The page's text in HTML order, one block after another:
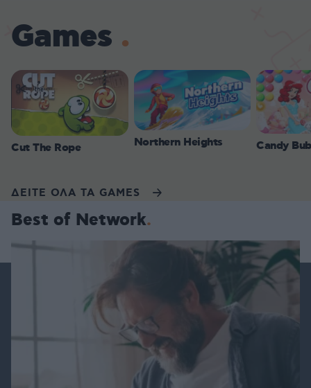
Games
Cut The Rope Northern Heights Candy
ΔΕΙΤΕ ΟΛΑ ΤΑ GAMES
Best of Network